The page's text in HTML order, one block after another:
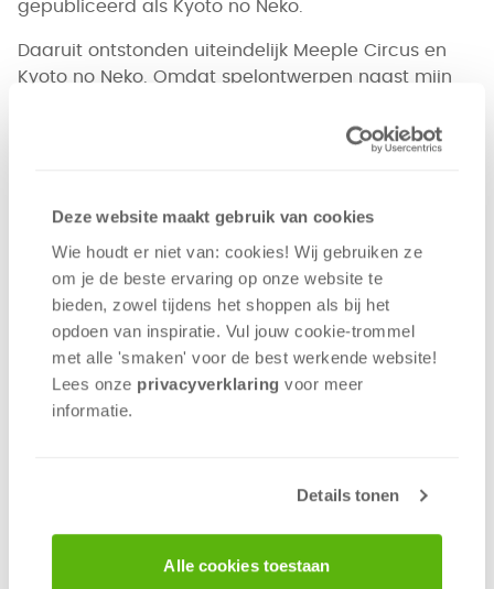
Deze website maakt gebruik van cookies
Wie houdt er niet van: cookies! Wij gebruiken ze
om je de beste ervaring op onze website te
bieden, zowel tijdens het shoppen als bij het
opdoen van inspiratie. Vul jouw cookie-trommel
met alle 'smaken' voor de best werkende website​!
Lees onze privacyverklaring voor meer
informatie.
Details tonen
Alle cookies toestaan
gepubliceerd als Kyoto no Neko.
Daaruit ontstonden uiteindelijk Meeple Circus en
Kyoto no Neko. Omdat spelontwerpen naast mijn
een tijdje in de kast. Pas in 2017 pakte ik het project
weer op, ditmaal met een nieuwe groep testers in
2017-prototype... nieuwe vrienden suggereerden
subtiel dat mijn prototype kleur miste
In the new version of the prototype, I introduced a